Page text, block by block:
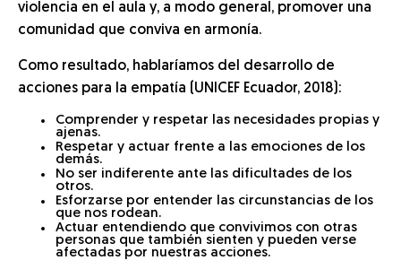
violencia en el aula y, a modo general, promover una
comunidad que conviva en armonía.
Como resultado, hablaríamos del desarrollo de
acciones para la empatía (UNICEF Ecuador, 2018):
Comprender y respetar las necesidades propias y
ajenas.
Respetar y actuar frente a las emociones de los
demás.
No ser indiferente ante las dificultades de los
otros.
Esforzarse por entender las circunstancias de los
que nos rodean.
Actuar entendiendo que convivimos con otras
personas que también sienten y pueden verse
afectadas por nuestras acciones.